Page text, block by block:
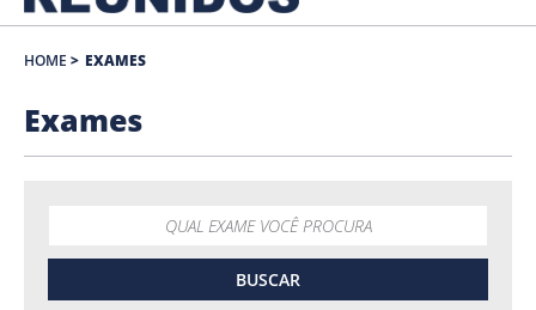
HOME > EXAMES
Exames